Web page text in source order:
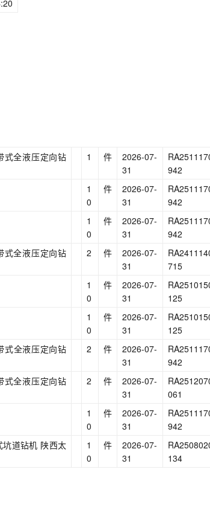
式全液压定向钻
1 件
2026-07-
31
942
1
0
件
2026-07-
31
942
1
0
件
2026-07-
31
942
式全液压定向钻
2 件
2026-07-
31
715
1
0
件
2026-07-
31
125
1
0
件
2026-07-
31
125
式全液压定向钻
2 件
2026-07-
31
942
式全液压定向钻
2 件
2026-07-
31
061
1
0
件
2026-07-
31
942
坑道钻机 陕西太
1
0
件
2026-07-
31
134